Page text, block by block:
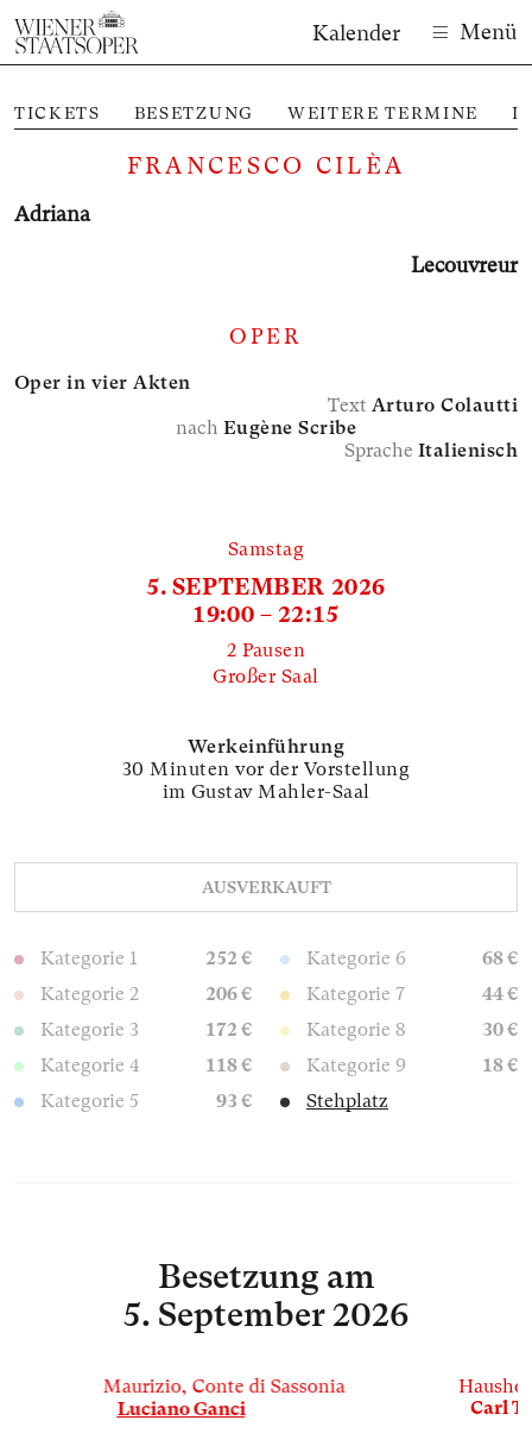
Kalender Menü
TICKETS BESETZUNG WEITERE TERMINE
FRANCESCO CILÈA
Adriana
Lecouvreur
OPER
Oper in vier Akten
Text Arturo Colautti
nach Eugène Scribe
Sprache Italienisch
Samstag
5. SEPTEMBER 2026
19:00 – 22:15
2 Pausen
Großer Saal
Werkeinführung
30 Minuten vor der Vorstellung
im Gustav Mahler-Saal
AUSVERKAUFT
Kategorie 1
252 €
Kategorie 2
206 €
Kategorie 3
172 €
Kategorie 4
118 €
Kategorie 5
93 €
Kategorie 6
68 €
Kategorie 7
44 €
Kategorie 8
30 €
Kategorie 9
18 €
Stehplatz
Besetzung am
5. September 2026
Maurizio, Conte di Sassonia
Luciano Ganci
Carl